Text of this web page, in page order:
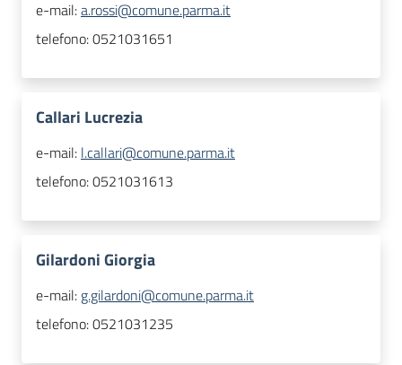
e-mail:a.rossi@comune.parma.it
telefono:0521031651
Callari Lucrezia
e-mail: l.callari@comune.parma.it
telefono:0521031613
Gilardoni Giorgia
e-mail: g.gilardoni@comune.parma.it
telefono:0521031235